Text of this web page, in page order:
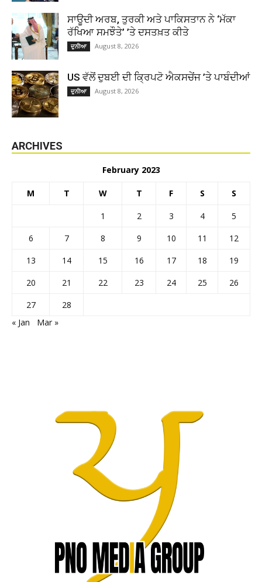
ਸਾਊਦੀ ਅਰਬ, ਤੁਰਕੀ ਅਤੇ ਪਾਕਿਸਤਾਨ ਨੇ ‘ਮੱਕਾ
ਰੱਖਿਆ ਸਮਝੌਤੇ’ ’ਤੇ ਦਸਤਖ਼ਤ ਕੀਤੇ
ਦੁਨੀਆ August 8, 2026
US ਵੱਲੋਂ ਦੁਬਈ ਦੀ ਕ੍ਰਿਪਟੋ ਐਕਸਚੇਂਜ ’ਤੇ ਪਾਬੰਦੀਆਂ
ਦੁਨੀਆ August 8, 2026
ARCHIVES
February 2023
M T W T F S S
1 2 3 4
5
6
7 8 9 10 11
12
13
14 15 16 17 18
19
20
21 22 23 24 25
26
27
28
« Jan
Mar »